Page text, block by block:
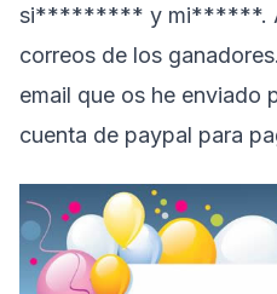
si********* y mi******.
correos de los
email que os he enviado
cuenta de paypal para